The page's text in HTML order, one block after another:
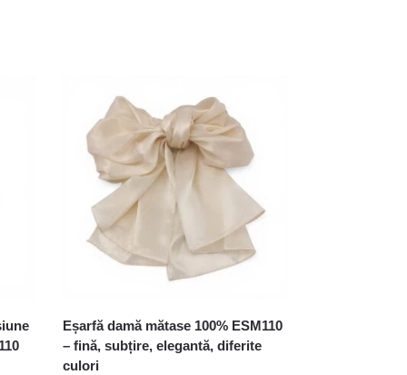
Eșarfă damă mătase 100% ESM110
– fină, subțire, elegantă, diferite
culori